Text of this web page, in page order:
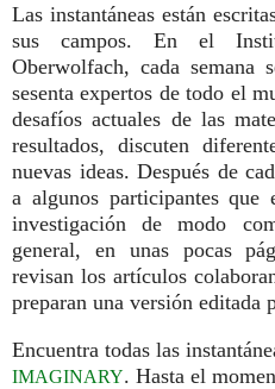
Las instantáneas están
sus campos. En el
Oberwolfach, cada semana
sesenta expertos de todo el
desafíos actuales de las
resultados, discuten
nuevas ideas. Después de
a algunos participantes que
investigación de modo
general, en unas pocas
revisan los artículos
preparan una versión editada
Encuentra todas las
IMAGINARY. Hasta el